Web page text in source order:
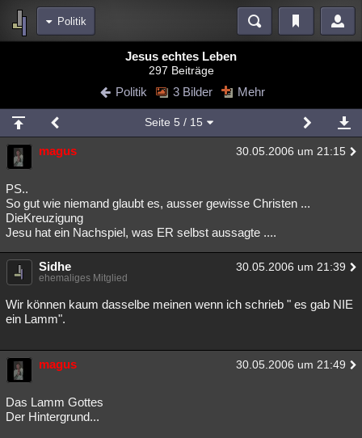
Politik
Blogs Videos
Chat Wiki Neuigkeiten
meine Rubriken
Menschen Mystery Kriminalfälle
Spiritualität
Natur Umfragen
Philosophie Literatur
Astronomie Helpdesk Gruppen Gaming Filme
Besucht
Lesenswert
Jesus echtes Leben
297 Beiträge
Politik 3 Bilder Mehr
Seite 5 / 15
magus 30.05.2006 um 21:15
PS..
So gut wie niemand glaubt es, ausser gewisse Christen ...
DieKreuzigung
Jesu hat ein Nachspiel, was ER selbst aussagte ....
Sidhe 30.05.2006 um 21:39
ehemaliges Mitglied
Wir können kaum dasselbe meinen wenn ich schrieb " es gab NIE
ein Lamm".
magus 30.05.2006 um 21:49
Das Lamm Gottes
Der Hintergrund...